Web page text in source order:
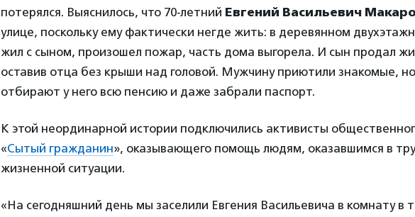
потерялся. Выяснилось, что 70-летний Евгений Васильевич
улице, поскольку ему фактически негде жить: в деревянном
жил с сыном, произошел пожар, часть дома выгорела. И сын продал
оставив отца без крыши над головой. Мужчину приютили знакомые,
отбирают у него всю пенсию и даже забрали паспорт.
К этой неординарной истории подключились активисты
«Сытый гражданин», оказывающего помощь людям, оказавшимся в
жизненной ситуации.
«На сегодняшний день мы заселили Евгения Васильевича в комнату в